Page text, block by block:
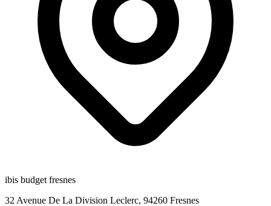
ibis budget fresnes
32 Avenue De La Division Leclerc, 94260 Fresnes